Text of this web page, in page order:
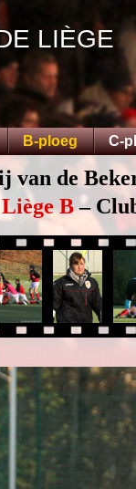
LIÈGE
B-ploeg C-
van de
B–